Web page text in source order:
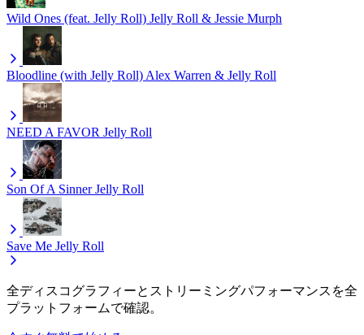
Wild Ones (feat. Jelly Roll) Jelly Roll & Jessie Murph
Bloodline (with Jelly Roll)Alex Warren & Jelly Roll
NEED A FAVOR Jelly Roll
Son Of A Sinner Jelly Roll
Save Me Jelly Roll
全ディスコグラフィーとストリーミングパフォーマンスを全
プラットフォームで確認。